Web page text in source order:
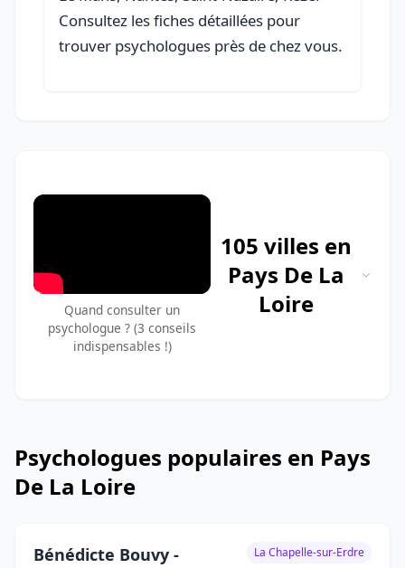
Consultez les fiches détaillées pour
trouver psychologues près de chez vous.
Quand consulter un
psychologue ? (3 conseils
indispensables !)
105 villes en
Pays De La
Loire
Psychologues populaires en Pays
De La Loire
Bénédicte Bouvy -
La Chapelle-sur-Erdre